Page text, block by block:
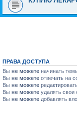
ПРАВА ДОСТУПА
Вы не можете начинать
Вы не можете отвечать на
Вы не можете
Вы не можете удалять свои
Вы не можете добавлять